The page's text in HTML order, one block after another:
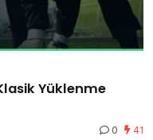
Yüklenme
0 41